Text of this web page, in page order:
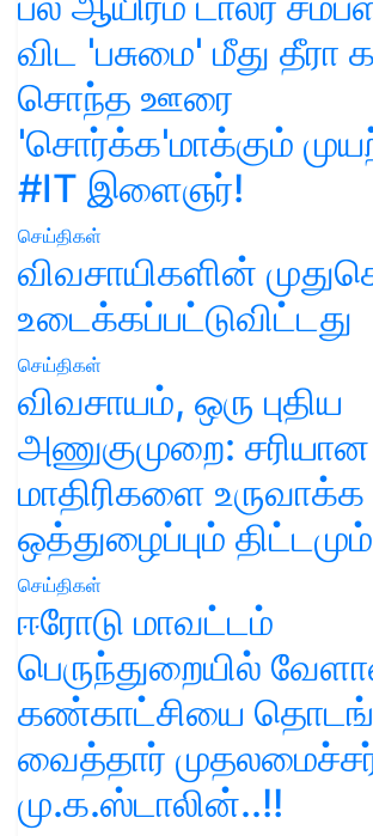
விட 'பசுமை' மீது தீரா
சொந்த ஊரை
'சொர்க்க'மாக்கும்
#IT இளைஞர்!
செய்திகள்
விவசாயிகளின்
உடைக்கப்பட்டுவிட்டது
செய்திகள்
விவசாயம், ஒரு புதிய
அணுகுமுறை: சரியான
மாதிரிகளை
ஒத்துழைப்பும்
செய்திகள்
ஈரோடு மாவட்டம்
பெருந்துறையில்
கண்காட்சியை
வைத்தார்
மு.க.ஸ்டாலின்..!!